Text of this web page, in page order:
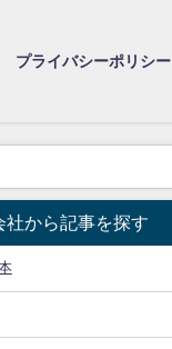
プライバシーポリシー
社から記事を探す